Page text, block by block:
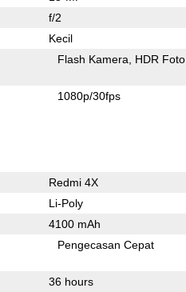
f/2
Kecil
Flash Kamera HDR Foto
1080p/30fps
Redmi 4X
Li-Poly
4100 mAh
Pengecasan Cepat
36 hours